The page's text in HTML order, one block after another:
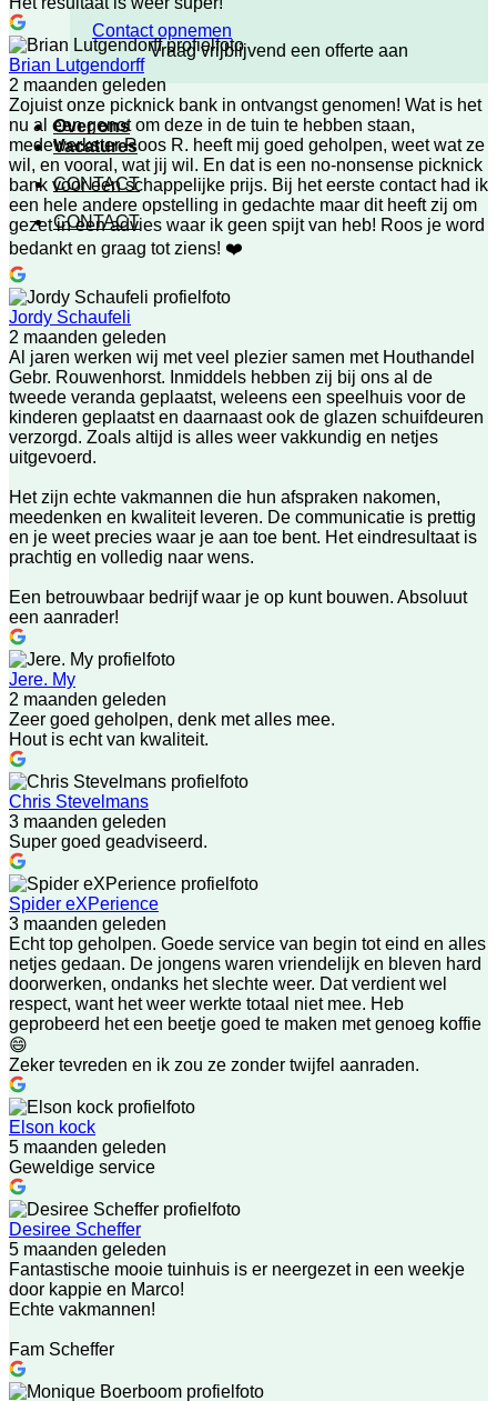
Contact opnemen
Vraag vrijblijvend een offerte aan
Over ons
Vacatures
CONTACT
CONTACT
Brian Lutgendorff
2 maanden geleden
Zojuist onze picknick bank in ontvangst genomen! Wat is het
nu al een genot om deze in de tuin te hebben staan,
medewerkster Roos R. heeft mij goed geholpen, weet wat ze
wil, en vooral, wat jij wil. En dat is een no-nonsense picknick
bank voor een schappelijke prijs. Bij het eerste contact had ik
een hele andere opstelling in gedachte maar dit heeft zij om
gezet in een advies waar ik geen spijt van heb! Roos je word
bedankt en graag tot ziens! ❤️
Jordy Schaufeli
2 maanden geleden
Al jaren werken wij met veel plezier samen met Houthandel
Gebr. Rouwenhorst. Inmiddels hebben zij bij ons al de
tweede veranda geplaatst, weleens een speelhuis voor de
kinderen geplaatst en daarnaast ook de glazen schuifdeuren
verzorgd. Zoals altijd is alles weer vakkundig en netjes
uitgevoerd.
Het zijn echte vakmannen die hun afspraken nakomen,
meedenken en kwaliteit leveren. De communicatie is prettig
en je weet precies waar je aan toe bent. Het eindresultaat is
prachtig en volledig naar wens.
Een betrouwbaar bedrijf waar je op kunt bouwen. Absoluut
een aanrader!
Jere. My
2 maanden geleden
Zeer goed geholpen, denk met alles mee.
Hout is echt van kwaliteit.
Chris Stevelmans
3 maanden geleden
Super goed geadviseerd.
Spider eXPerience
3 maanden geleden
Echt top geholpen. Goede service van begin tot eind en alles
netjes gedaan. De jongens waren vriendelijk en bleven hard
doorwerken, ondanks het slechte weer. Dat verdient wel
respect, want het weer werkte totaal niet mee. Heb
geprobeerd het een beetje goed te maken met genoeg koffie
😄
Zeker tevreden en ik zou ze zonder twijfel aanraden.
Elson kock
5 maanden geleden
Geweldige service
Desiree Scheffer
5 maanden geleden
Fantastische mooie tuinhuis is er neergezet in een weekje
door kappie en Marco!
Echte vakmannen!
Fam Scheffer